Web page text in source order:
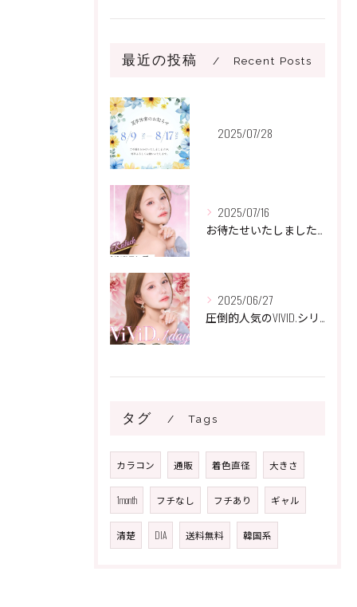
最近の投稿 Recent Posts
2025/07/28
2025/07/16
お待たせいたしました☘️
2025/06/27
圧倒的人気のVIVID.シリーズ🌸
タグ Tags
カラコン 通販 着色直径 大きさ
1month フチなし フチあり ギャル
清楚 DIA 送料無料 韓国系